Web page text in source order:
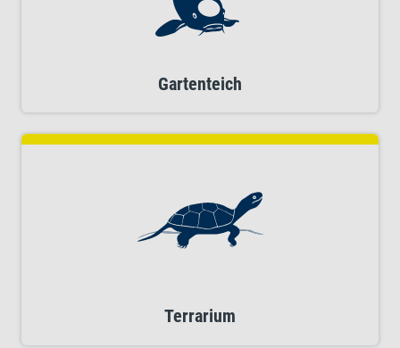
Gartenteich
Terrarium